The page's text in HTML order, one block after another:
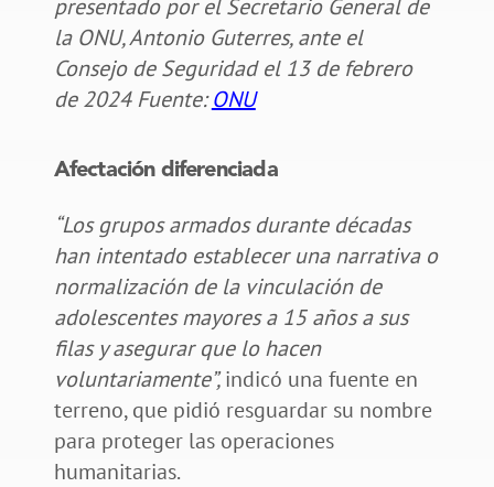
presentado por el Secretario General de
la ONU, Antonio Guterres, ante el
Consejo de Seguridad el 13 de febrero
de 2024 Fuente:ONU
Afectación diferenciada
“Los grupos armados durante décadas
han intentado establecer una narrativa o
normalización de la vinculación de
adolescentes mayores a 15 años a sus
filas y asegurar que lo hacen
voluntariamente”,indicó una fuente en
terreno, que pidió resguardar su nombre
para proteger las operaciones
humanitarias.